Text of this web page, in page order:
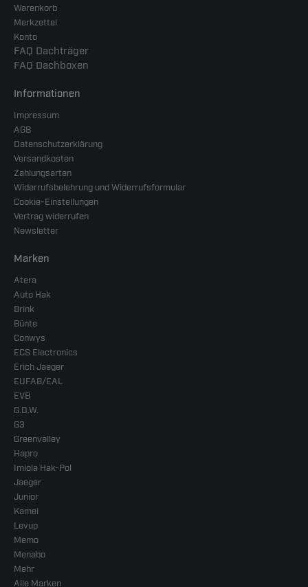
Warenkorb
Merkzettel
Konto
FAQ Dachträger
FAQ Dachboxen
Informationen
Impressum
AGB
Datenschutzerklärung
Versandkosten
Zahlungsarten
Widerrufsbelehrung und Widerrufsformular
Cookie-Einstellungen
Vertrag widerrufen
Newsletter
Marken
Atera
Auto Hak
Brink
Bünte
Conwys
ECS Electronics
Erich Jaeger
EUFAB/EAL
EVB
G.D.W.
G3
Greenvalley
Hapro
Imiola Hak-Pol
Jaeger
Junior
Kamei
Levup
Memo
Menabo
Mehr
Alle Marken